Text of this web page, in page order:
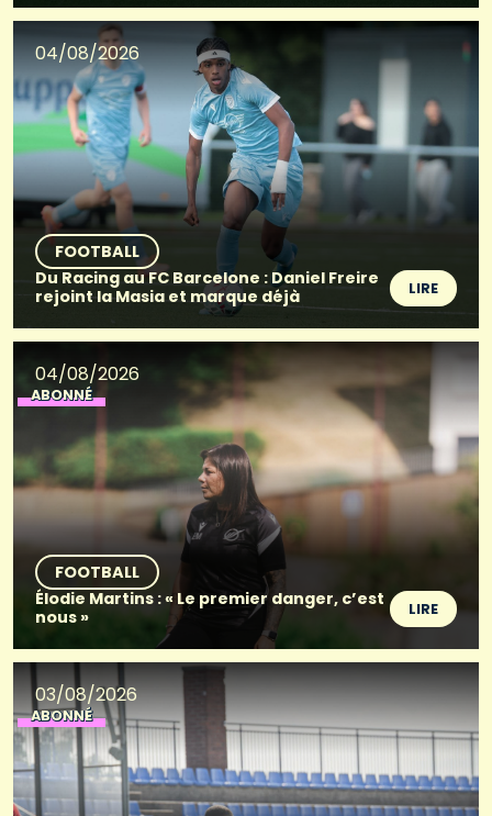
04/08/2026
FOOTBALL
Du Racing au FC Barcelone : Daniel Freire
rejoint la Masia et marque déjà
LIRE
04/08/2026
ABONNÉ
FOOTBALL
Élodie Martins : « Le premier danger, c’est
nous »
LIRE
03/08/2026
ABONNÉ